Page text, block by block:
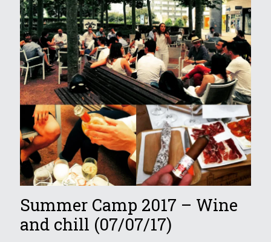
Summer Camp 2017 – Wine
and chill (07/07/17)